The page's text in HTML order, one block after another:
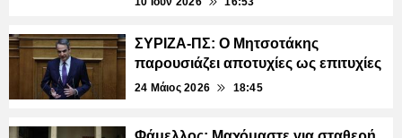
ΣΥΡΙΖΑ-ΠΣ: Ο Μητσοτάκης
παρουσιάζει αποτυχίες ως επιτυχίες
24 Μάιος 2026 18:45